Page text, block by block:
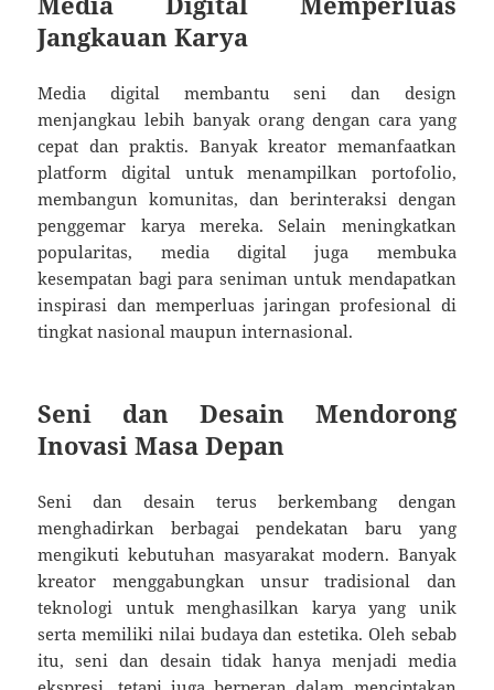
Jangkauan Karya
Media digital membantu seni dan design
menjangkau lebih banyak orang dengan cara yang
cepat dan praktis. Banyak kreator memanfaatkan
platform digital untuk menampilkan portofolio,
membangun komunitas, dan berinteraksi dengan
penggemar karya mereka. Selain meningkatkan
popularitas, media digital juga membuka
kesempatan bagi para seniman untuk mendapatkan
inspirasi dan memperluas jaringan profesional di
tingkat nasional maupun internasional.
Seni dan Desain Mendorong
Inovasi Masa Depan
Seni dan desain terus berkembang dengan
menghadirkan berbagai pendekatan baru yang
mengikuti kebutuhan masyarakat modern. Banyak
kreator menggabungkan unsur tradisional dan
teknologi untuk menghasilkan karya yang unik
serta memiliki nilai budaya dan estetika. Oleh sebab
itu, seni dan desain tidak hanya menjadi media